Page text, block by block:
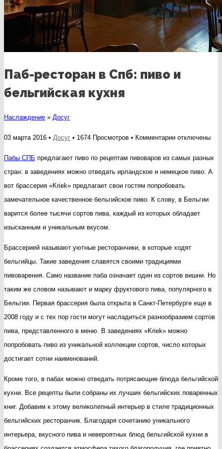
Паб-ресторан в Спб: пиво и
бельгийская кухня
Наслаждение » Досуг
03 марта 2016 • Досуг • 1674 Просмотров • Комментариик
бельгийская
кухня
отключены
Пабы СПБ предлагают пиво по рецептам пивоваров из самых разных
стран: в заведениях можно отведать ирландское и немецкое пиво. А
вот брассерия «Kriek» предлагает свои гостям попробовать
замечательное качественное бельгийское пиво. К слову, в Бельгии
варится более тысячи сортов пива, каждый из которых обладает
изысканным и уникальным вкусом.
Брассерией называют уютные ресторанчики, в которые ходят
бельгийцы. Такие заведения славятся своими традициями
пивоварения. Само название паба означает один из сортов вишни. Но
таким же словом называют и марку фруктового пива, популярного в
Бельгии. Первая брассерия была открыта в Санкт-Петербурге еще в
2008 году и с тех пор гости могут насладиться разнообразием сортов
пива, представленного в меню. В заведениях «Kriek» можно
попробовать пиво из уникальной коллекции сортов, число которых
достигает сотни наименований.
Кроме того, в пабах можно отведать потрясающие блюда бельгийской
кухни. Все рецепты были собраны их лучших бельгийских поваренных
книг. Добавим к этому великолепный интерьер в стиле традиционных
бельгийских ресторанчик. Благодаря сочетанию уникального
интерьера, вкусного пива и невероятных блюд бельгийской кухни в